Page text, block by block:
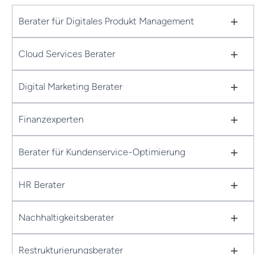
Berater für Digitales Produkt Management +
Cloud Services Berater +
Digital Marketing Berater +
Finanzexperten +
Berater für Kundenservice-Optimierung +
HR Berater +
Nachhaltigkeitsberater +
Restrukturierungsberater +